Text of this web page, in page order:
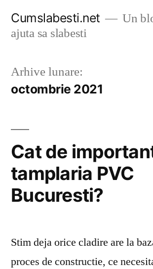
Cumslabesti.net
Un
ajuta sa slabesti
Arhive lunare:
octombrie 2021
Cat de
tamplaria PVC
Bucuresti?
Stim deja orice cladire are la
proces de constructie, ce